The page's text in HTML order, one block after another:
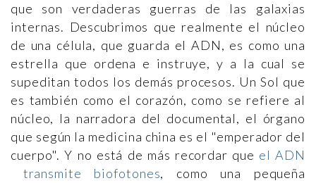
que son verdaderas guerras de las galaxias
internas. Descubrimos que realmente el núcleo
de una célula, que guarda el ADN, es como una
estrella que ordena e instruye, y a la cual se
supeditan todos los demás procesos. Un Sol que
es también como el corazón, como se refiere al
núcleo, la narradora del documental, el órgano
que según la medicina china es el "emperador del
cuerpo". Y no está de más recordar que el ADN
transmite biofotones, como una pequeña